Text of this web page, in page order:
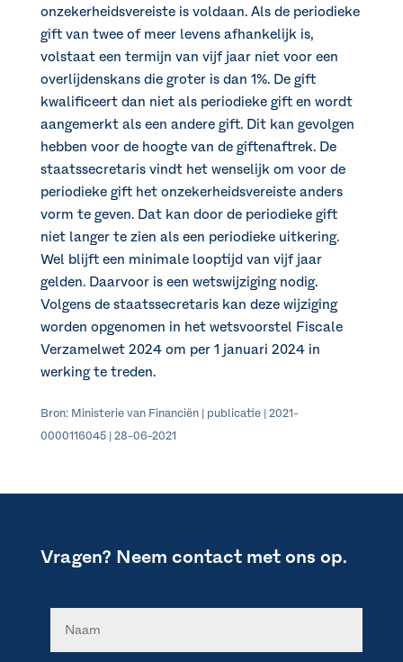
onzekerheidsvereiste is voldaan. Als de periodieke
gift van twee of meer levens afhankelijk is,
volstaat een termijn van vijf jaar niet voor een
overlijdenskans die groter is dan 1%. De gift
kwalificeert dan niet als periodieke gift en wordt
aangemerkt als een andere gift. Dit kan gevolgen
hebben voor de hoogte van de giftenaftrek. De
staatssecretaris vindt het wenselijk om voor de
periodieke gift het onzekerheidsvereiste anders
vorm te geven. Dat kan door de periodieke gift
niet langer te zien als een periodieke uitkering.
Wel blijft een minimale looptijd van vijf jaar
gelden. Daarvoor is een wetswijziging nodig.
Volgens de staatssecretaris kan deze wijziging
worden opgenomen in het wetsvoorstel Fiscale
Verzamelwet 2024 om per 1 januari 2024 in
werking te treden.
Bron: Ministerie van Financiën | publicatie | 2021-
0000116045 | 28-06-2021
Vragen? Neem contact met ons op.